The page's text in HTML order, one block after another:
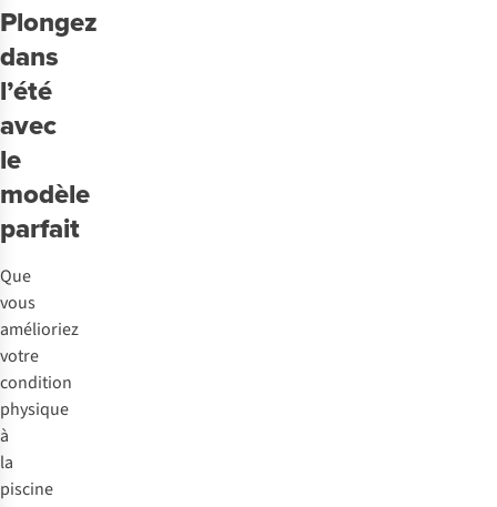
ou
kayak
pneumatique
?
Plongez
dans
l’été
avec
le
modèle
parfait
Que
vous
amélioriez
votre
condition
physique
à
la
piscine